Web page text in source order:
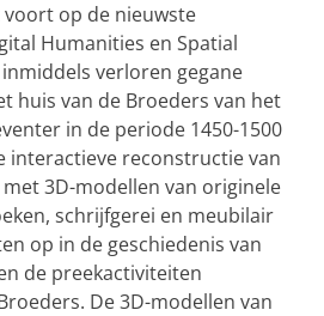
voort op de nieuwste
Humanities en Spatial
verloren gegane
huis van de Broeders van het
in de periode 1450-1500
interactieve reconstructie van
3D-modellen van originele
schrijfgerei en meubilair
op in de geschiedenis van
de preekactiviteiten
De 3D-modellen van